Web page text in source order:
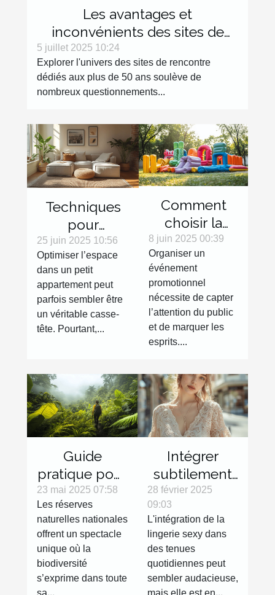
Les avantages et
inconvénients des sites de
rencontre dédiés aux plus de
50 ans
5 juillet 2025 10:24
Explorer l'univers des sites de rencontre
dédiés aux plus de 50 ans soulève de
nombreux questionnements...
Techniques
pour
maximiser
l'espace dans
les petits
appartements
25 juin 2025 10:56
Optimiser l’espace
dans un petit
appartement peut
parfois sembler être
un véritable casse-
tête. Pourtant,...
Comment
choisir la
meilleure
structure
gonflable
pour votre
événement
promotionnel
8 juin 2025 00:39
Organiser un
événement
promotionnel
nécessite de capter
l’attention du public
et de marquer les
esprits....
Guide
pratique pour
explorer les
réserves
naturelles
nationales
23 mai 2025 07:58
Les réserves
naturelles nationales
offrent un spectacle
unique où la
biodiversité
s’exprime dans toute
Intégrer
subtilement
la lingerie
sexy dans
des tenues
de tous les
jours
28 février 2025
09:03
L'intégration de la
lingerie sexy dans
des tenues
quotidiennes peut
sembler audacieuse,